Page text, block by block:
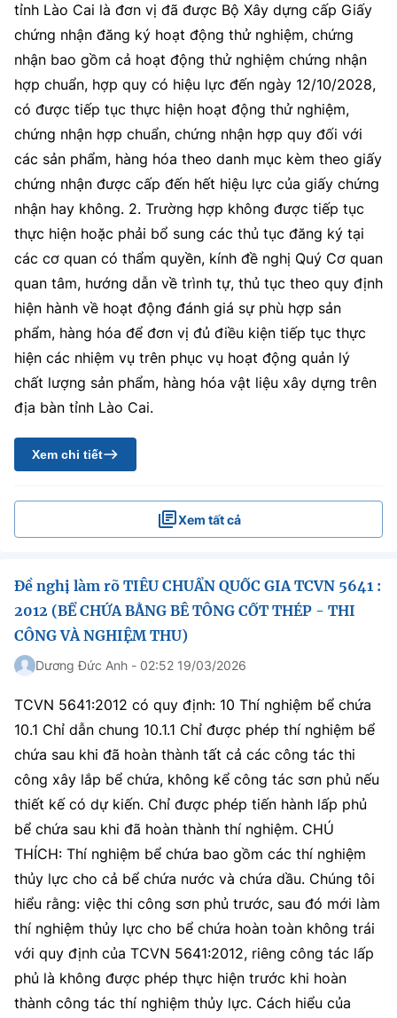
tỉnh Lào Cai là đơn vị đã được Bộ Xây dựng cấp Giấy
chứng nhận đăng ký hoạt động thử nghiệm, chứng
nhận bao gồm cả hoạt động thử nghiệm chứng nhận
hợp chuẩn, hợp quy có hiệu lực đến ngày 12/10/2028,
có được tiếp tục thực hiện hoạt động thử nghiệm,
chứng nhận hợp chuẩn, chứng nhận hợp quy đối với
các sản phẩm, hàng hóa theo danh mục kèm theo giấy
chứng nhận được cấp đến hết hiệu lực của giấy chứng
nhận hay không. 2. Trường hợp không được tiếp tục
thực hiện hoặc phải bổ sung các thủ tục đăng ký tại
các cơ quan có thẩm quyền, kính đề nghị Quý Cơ quan
quan tâm, hướng dẫn về trình tự, thủ tục theo quy định
hiện hành về hoạt động đánh giá sự phù hợp sản
phẩm, hàng hóa để đơn vị đủ điều kiện tiếp tục thực
hiện các nhiệm vụ trên phục vụ hoạt động quản lý
chất lượng sản phẩm, hàng hóa vật liệu xây dựng trên
địa bàn tỉnh Lào Cai.
Xem chi tiết
Xem tất cả
Đề nghị làm rõ TIÊU CHUẨN QUỐC GIA TCVN 5641 :
2012 (BỂ CHỨA BẰNG BÊ TÔNG CỐT THÉP - THI
CÔNG VÀ NGHIỆM THU)
Dương Đức Anh - 02:52 19/03/2026
TCVN 5641:2012 có quy định: 10 Thí nghiệm bể chứa
10.1 Chỉ dẫn chung 10.1.1 Chỉ được phép thí nghiệm bể
chứa sau khi đã hoàn thành tất cả các công tác thi
công xây lắp bể chứa, không kể công tác sơn phủ nếu
thiết kế có dự kiến. Chỉ được phép tiến hành lấp phủ
bể chứa sau khi đã hoàn thành thí nghiệm. CHÚ
THÍCH: Thí nghiệm bể chứa bao gồm các thí nghiệm
thủy lực cho cả bể chứa nước và chứa dầu. Chúng tôi
hiểu rằng: việc thi công sơn phủ trước, sau đó mới làm
thí nghiệm thủy lực cho bể chứa hoàn toàn không trái
với quy định của TCVN 5641:2012, riêng công tác lấp
phủ là không được phép thực hiện trước khi hoàn
thành công tác thí nghiệm thủy lực. Cách hiểu của